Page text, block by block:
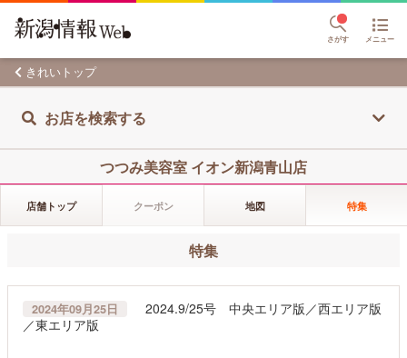
さがす メニュー
きれいトップ
お店を検索する
つつみ美容室 イオン新潟青山店
店舗トップ クーポン 地図 特集
特集
2024年09月25日
2024.9/25号 中央エリア版／西エリア版
／東エリア版